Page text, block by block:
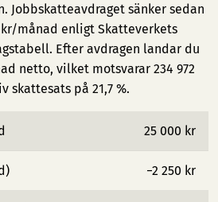
Jobbskatteavdraget sänker sedan
månad enligt Skatteverkets
Efter avdragen landar du
netto, vilket motsvarar 234 972
skattesats på 21,7 %.
25 000 kr
−2 250 kr